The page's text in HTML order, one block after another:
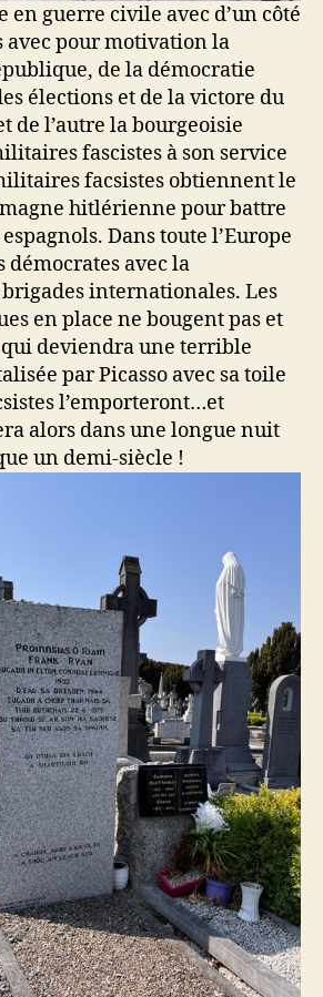
en guerre civile avec d’un côté
avec pour motivation la
de la démocratie
élections et de la victore du
de l’autre la bourgeoisie
fascistes à son service
facsistes obtiennent le
hitlérienne pour battre
Dans toute l’Europe
démocrates avec la
internationales. Les
en place ne bougent pas et
deviendra une terrible
par Picasso avec sa toile
l’emporteront…et
alors dans une longue nuit
un demi-siècle !